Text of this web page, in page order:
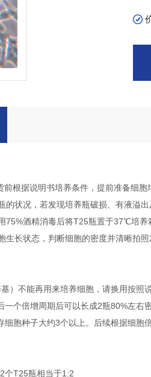
根据说明书培养条件，提前准备细胞
的状况，若发现培养瓶破损、有液溢
75%酒精消毒后将T25瓶置于37℃培养
生长状态，判断细胞的密度并清晰拍
）不能再用来培养细胞，请换用按
一个倍增周期后可以长成2瓶80%左
胞种子大约3个以上。后续根据细胞
个T25瓶相当于1:2